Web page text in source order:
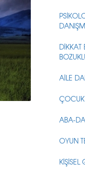
DİKKAT
AİLE
ABA-
OYUN
KİŞİSEL